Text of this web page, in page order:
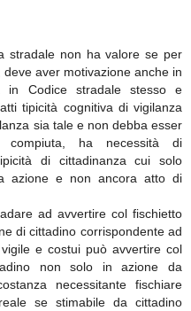
stradale non ha valore se per
aver motivazione anche in
in Codice stradale stesso e
tipicità cognitiva di vigilanza
sia tale e non debba esser
ha necessità di
di cittadinanza cui solo
azione e non ancora atto di
ad avvertire col fischietto
di cittadino corrispondente ad
e costui può avvertire col
non solo in azione da
necessitante fischiare
se stimabile da cittadino